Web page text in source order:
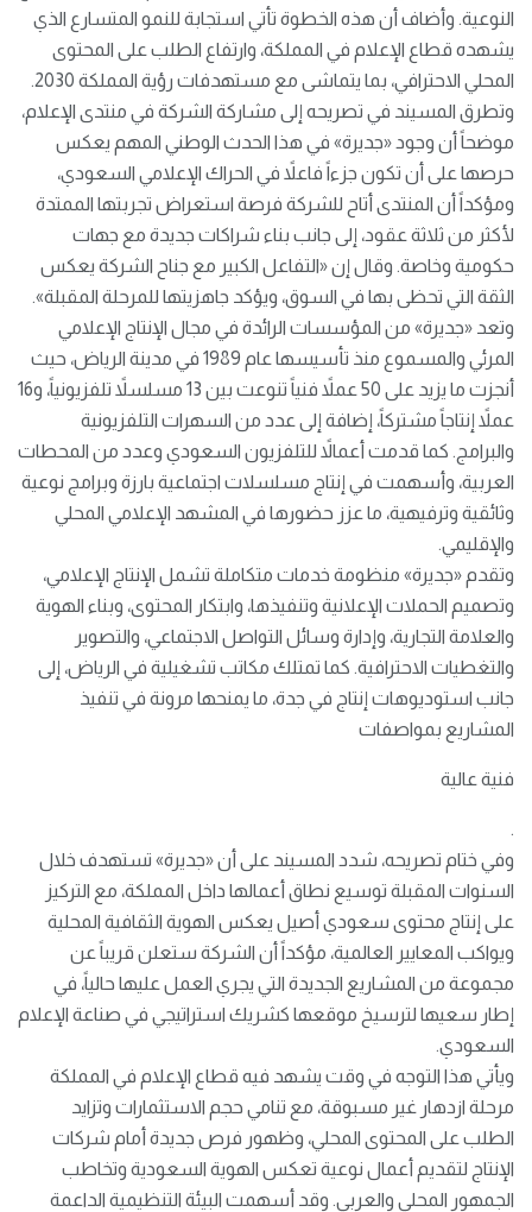
النوعية. وأضاف أن هذه الخطوة تأتي استجابة للنمو المتسارع الذي
يشهده قطاع الإعلام في المملكة، وارتفاع الطلب على المحتوى
المحلي الاحترافي، بما يتماشى مع مستهدفات رؤية المملكة 2030.
وتطرق المسيند في تصريحه إلى مشاركة الشركة في منتدى الإعلام،
موضحاً أن وجود «جديرة» في هذا الحدث الوطني المهم يعكس
حرصها على أن تكون جزءاً فاعلاً في الحراك الإعلامي السعودي،
ومؤكداً أن المنتدى أتاح للشركة فرصة استعراض تجربتها الممتدة
لأكثر من ثلاثة عقود، إلى جانب بناء شراكات جديدة مع جهات
حكومية وخاصة. وقال إن «التفاعل الكبير مع جناح الشركة يعكس
الثقة التي تحظى بها في السوق، ويؤكد جاهزيتها للمرحلة المقبلة».
وتعد «جديرة» من المؤسسات الرائدة في مجال الإنتاج الإعلامي
المرئي والمسموع منذ تأسيسها عام 1989 في مدينة الرياض، حيث
أنجزت ما يزيد على 50 عملاً فنياً تنوعت بين 13 مسلسلاً تلفزيونياً، و16
عملاً إنتاجاً مشتركاً، إضافة إلى عدد من السهرات التلفزيونية
والبرامج. كما قدمت أعمالاً للتلفزيون السعودي وعدد من المحطات
العربية، وأسهمت في إنتاج مسلسلات اجتماعية بارزة وبرامج نوعية
وثائقية وترفيهية، ما عزز حضورها في المشهد الإعلامي المحلي
والإقليمي.
وتقدم «جديرة» منظومة خدمات متكاملة تشمل الإنتاج الإعلامي،
وتصميم الحملات الإعلانية وتنفيذها، وابتكار المحتوى، وبناء الهوية
والعلامة التجارية، وإدارة وسائل التواصل الاجتماعي، والتصوير
والتغطيات الاحترافية. كما تمتلك مكاتب تشغيلية في الرياض، إلى
جانب استوديوهات إنتاج في جدة، ما يمنحها مرونة في تنفيذ
المشاريع بمواصفات
فنية عالية
.
وفي ختام تصريحه، شدد المسيند على أن «جديرة» تستهدف خلال
السنوات المقبلة توسيع نطاق أعمالها داخل المملكة، مع التركيز
على إنتاج محتوى سعودي أصيل يعكس الهوية الثقافية المحلية
ويواكب المعايير العالمية، مؤكداً أن الشركة ستعلن قريباً عن
مجموعة من المشاريع الجديدة التي يجري العمل عليها حالياً، في
إطار سعيها لترسيخ موقعها كشريك استراتيجي في صناعة الإعلام
السعودي.
ويأتي هذا التوجه في وقت يشهد فيه قطاع الإعلام في المملكة
مرحلة ازدهار غير مسبوقة، مع تنامي حجم الاستثمارات وتزايد
الطلب على المحتوى المحلي، وظهور فرص جديدة أمام شركات
الإنتاج لتقديم أعمال نوعية تعكس الهوية السعودية وتخاطب
الجمهور المحلي والعربي. وقد أسهمت البيئة التنظيمية الداعمة